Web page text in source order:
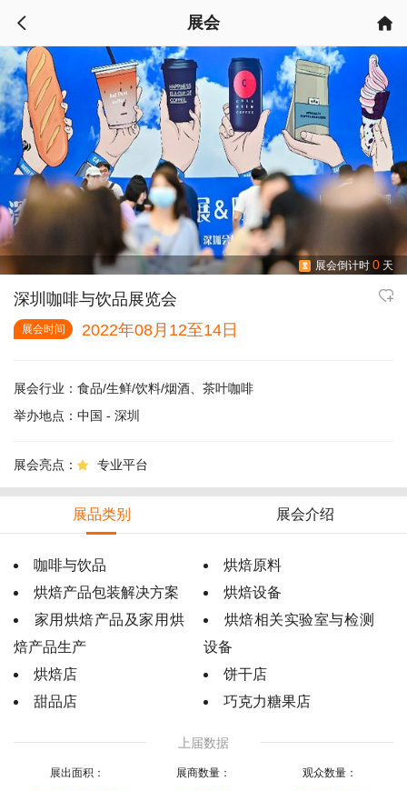
 展会 
 展会倒计时 0 天
深圳咖啡与饮品展览会
展会时间 2022年08月12至14日

展会行业： 食品/生鲜/饮料/烟酒、茶叶咖啡
举办地点： 中国 - 深圳
展会亮点：  专业平台
展品类别 展会介绍
咖啡与饮品
烘焙原料
烘焙产品包装解决方案
烘焙设备
家用烘焙产品及家用烘
焙产品生产
烘焙相关实验室与检测
设备
烘焙店
饼干店
甜品店
巧克力糖果店
上届数据
展出面积： 展商数量： 观众数量：